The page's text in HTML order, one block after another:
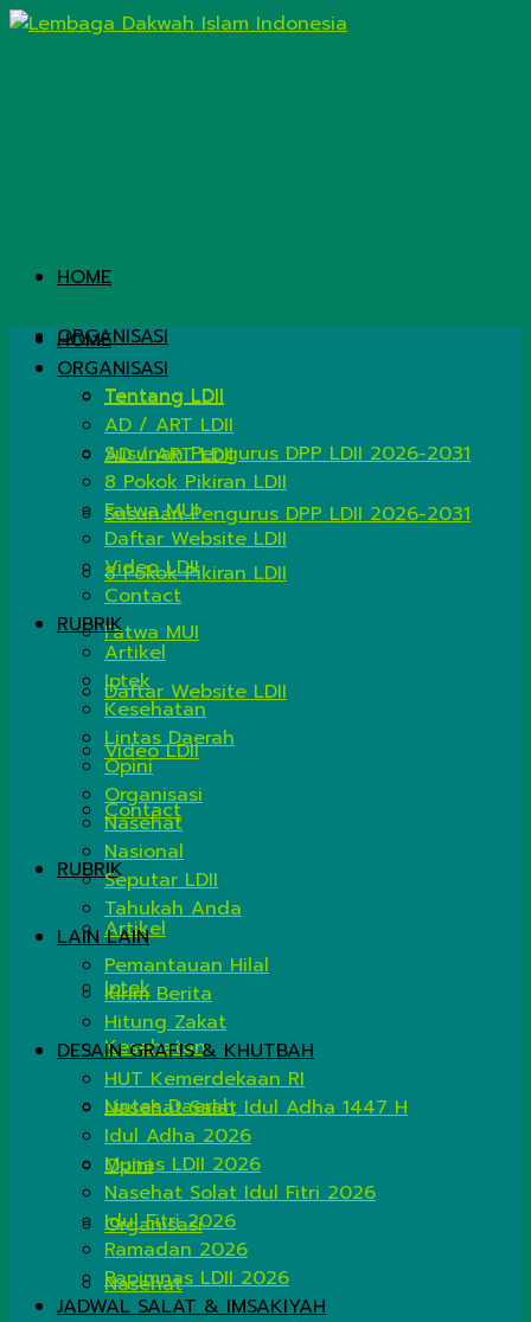
HOME
ORGANISASI
Tentang LDII
AD / ART LDII
Susunan Pengurus DPP LDII 2026-2031
8 Pokok Pikiran LDII
Fatwa MUI
Daftar Website LDII
Video LDII
Contact
RUBRIK
Artikel
Iptek
Kesehatan
Lintas Daerah
Opini
Organisasi
Nasehat
HOME
ORGANISASI
Tentang LDII
AD / ART LDII
Susunan Pengurus DPP LDII 2026-2031
8 Pokok Pikiran LDII
Fatwa MUI
Daftar Website LDII
Video LDII
Contact
RUBRIK
Artikel
Iptek
Kesehatan
Lintas Daerah
Opini
Organisasi
Nasehat
Nasional
Seputar LDII
Tahukah Anda
LAIN LAIN
Pemantauan Hilal
Kirim Berita
Hitung Zakat
DESAIN GRAFIS & KHUTBAH
HUT Kemerdekaan RI
Nasehat Salat Idul Adha 1447 H
Idul Adha 2026
Munas LDII 2026
Nasehat Solat Idul Fitri 2026
Idul Fitri 2026
Ramadan 2026
Rapimnas LDII 2026
JADWAL SALAT & IMSAKIYAH